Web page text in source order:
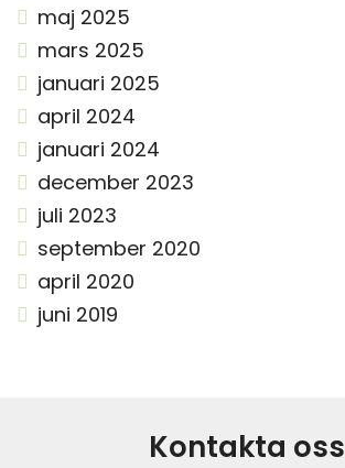
maj 2025
mars 2025
januari 2025
april 2024
januari 2024
december 2023
juli 2023
september 2020
april 2020
juni 2019
Kontakta oss